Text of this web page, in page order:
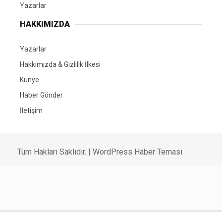
Yazarlar
HAKKIMIZDA
Yazarlar
Hakkımızda & Gizlilik İlkesi
Künye
Haber Gönder
İletişim
Tüm Hakları Saklıdır. | WordPress Haber Teması